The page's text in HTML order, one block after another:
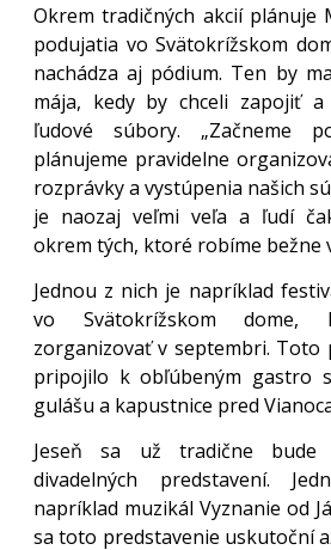
Okrem tradičných akcií plánuje
podujatia vo Svätokrížskom
nachádza aj pódium. Ten by
mája, kedy by chceli zapojiť a
ľudové súbory. „Začneme
plánujeme pravidelne
rozprávky a vystúpenia našich
je naozaj veľmi veľa a ľudí
okrem tých, ktoré robíme bežne
Jednou z nich je napríklad
vo Svätokrížskom
zorganizovať v septembri. Toto
pripojilo k obľúbeným gastro
gulášu a kapustnice pred
Jeseň sa už tradične
divadelných predstavení.
napríklad muzikál Vyznanie od
sa toto predstavenie uskutoční